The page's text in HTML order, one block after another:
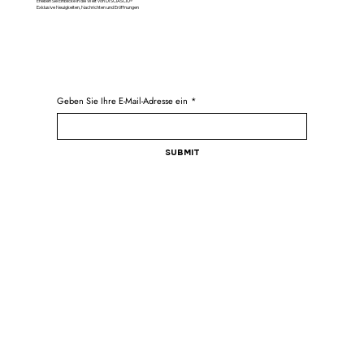
Geben Sie Ihre E-Mail-Adresse ein *
Submit
Exklusive Neuigkeiten, Nachrichten und Eröffnungen